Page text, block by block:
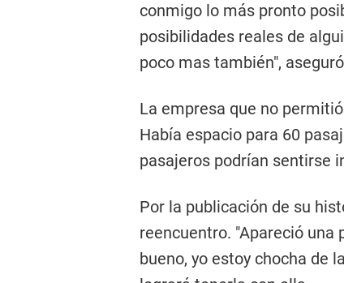
conmigo lo más pronto
posibilidades reales de
poco mas también",
La empresa que no
Había espacio para 60
pasajeros podrían sentirse
Por la publicación de su
reencuentro. "Apareció
bueno, yo estoy chocha de